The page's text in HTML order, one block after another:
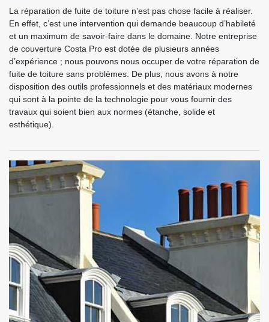
La réparation de fuite de toiture n’est pas chose facile à réaliser.
En effet, c’est une intervention qui demande beaucoup d’habileté
et un maximum de savoir-faire dans le domaine. Notre entreprise
de couverture Costa Pro est dotée de plusieurs années
d’expérience ; nous pouvons nous occuper de votre réparation de
fuite de toiture sans problèmes. De plus, nous avons à notre
disposition des outils professionnels et des matériaux modernes
qui sont à la pointe de la technologie pour vous fournir des
travaux qui soient bien aux normes (étanche, solide et
esthétique).